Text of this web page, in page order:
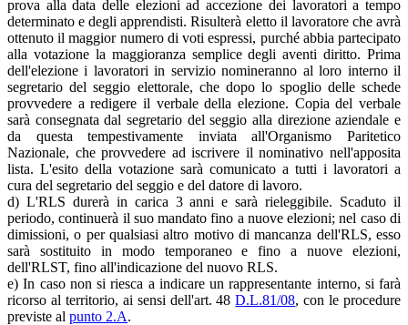
prova alla data delle elezioni ad accezione dei lavoratori a tempo
determinato e degli apprendisti. Risulterà eletto il lavoratore che avrà
ottenuto il maggior numero di voti espressi, purché abbia partecipato
alla votazione la maggioranza semplice degli aventi diritto. Prima
dell'elezione i lavoratori in servizio nomineranno al loro interno il
segretario del seggio elettorale, che dopo lo spoglio delle schede
provvedere a redigere il verbale della elezione. Copia del verbale
sarà consegnata dal segretario del seggio alla direzione aziendale e
da questa tempestivamente inviata all'Organismo Paritetico
Nazionale, che provvedere ad iscrivere il nominativo nell'apposita
lista. L'esito della votazione sarà comunicato a tutti i lavoratori a
cura del segretario del seggio e del datore di lavoro.
d) L'RLS durerà in carica 3 anni e sarà rieleggibile. Scaduto il
periodo, continuerà il suo mandato fino a nuove elezioni; nel caso di
dimissioni, o per qualsiasi altro motivo di mancanza dell'RLS, esso
sarà sostituito in modo temporaneo e fino a nuove elezioni,
dell'RLST, fino all'indicazione del nuovo RLS.
e) In caso non si riesca a indicare un rappresentante interno, si farà
ricorso al territorio, ai sensi dell'art. 48D.L.81/08, con le procedure
previste al punto 2.A.